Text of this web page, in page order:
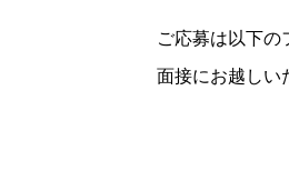
ご応募は以下の
面接にお越しい